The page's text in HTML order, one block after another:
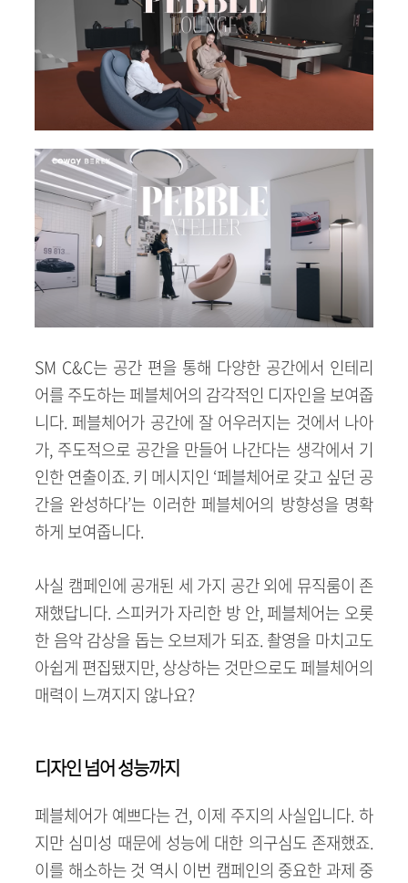
SM C&C는 공간 편을 통해 다양한 공간에서 인테리
어를 주도하는 페블체어의 감각적인 디자인을 보여줍
니다. 페블체어가 공간에 잘 어우러지는 것에서 나아
가, 주도적으로 공간을 만들어 나간다는 생각에서 기
인한 연출이죠. 키 메시지인 ‘페블체어로 갖고 싶던 공
간을 완성하다’는 이러한 페블체어의 방향성을 명확
하게 보여줍니다.
사실 캠페인에 공개된 세 가지 공간 외에 뮤직룸이 존
재했답니다. 스피커가 자리한 방 안, 페블체어는 오롯
한 음악 감상을 돕는 오브제가 되죠. 촬영을 마치고도
아쉽게 편집됐지만, 상상하는 것만으로도 페블체어의
매력이 느껴지지 않나요?
디자인 넘어 성능까지
페블체어가 예쁘다는 건, 이제 주지의 사실입니다. 하
지만 심미성 때문에 성능에 대한 의구심도 존재했죠.
이를 해소하는 것 역시 이번 캠페인의 중요한 과제 중